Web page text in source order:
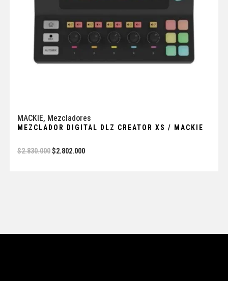
MACKIE, Mezcladores
MEZCLADOR DIGITAL DLZ CREATOR XS / MACKIE
$2.830.000 $2.802.000